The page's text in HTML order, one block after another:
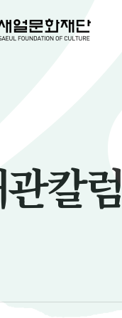
칼럼